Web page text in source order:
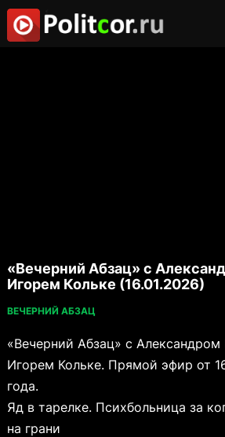
«Вечерний Абзац» с
Игорем Кольке (16.01.2026)
ВЕЧЕРНИЙ АБЗАЦ
«Вечерний Абзац» с
Игорем Кольке. Прямой эфир от
года.
Яд в тарелке. Психбольница за
на грани